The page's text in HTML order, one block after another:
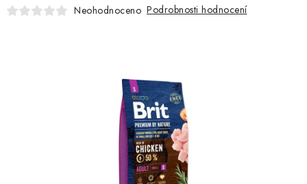
KRÁLÍCI/HLODAVCI/PTÁCI
Neohodnoceno Podrobnosti hodnocení